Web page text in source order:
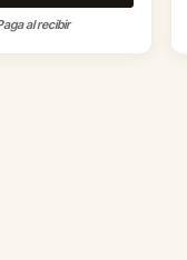
al recibir